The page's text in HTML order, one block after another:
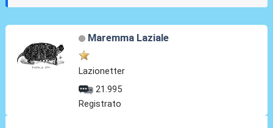
Maremma Laziale
Lazionetter
21.995
Registrato